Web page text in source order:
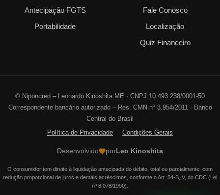
Antecipação FGTS
Portabilidade
Fale Conosco
Localização
Quiz Financeiro
© Niponcred – Leonardo Kinoshita ME · CNPJ 10.493.238/0001-50
Correspondente bancário autorizado – Res. CMN nº 3.954/2011 · Banco
Central do Brasil
Política de Privacidade
Condições Gerais
Desenvolvido por Leo Kinoshita
O consumidor tem direito à liquidação antecipada do débito, total ou parcialmente, com
redução proporcional de juros e demais acréscimos, conforme o Art. 54-B, V, do CDC (Lei
nº 8.078/1990).